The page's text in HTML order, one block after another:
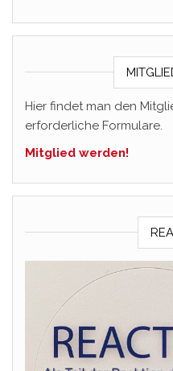
Hier findet man den
erforderliche Formulare.
Mitglied werden!